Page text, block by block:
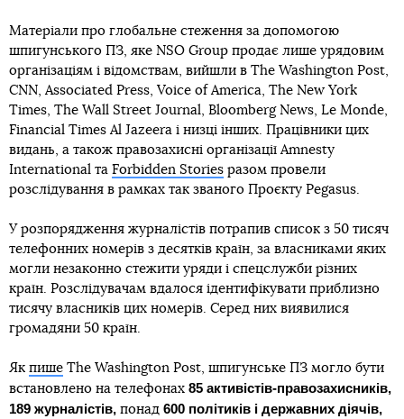
Матеріали про глобальне стеження за допомогою
шпигунського ПЗ, яке NSO Group продає лише урядовим
організаціям і відомствам, вийшли в The Washington Post,
CNN, Associated Press, Voice of America, The New York
Times, The Wall Street Journal, Bloomberg News, Le Monde,
Financial Times Al Jazeera і низці інших. Працівники цих
видань, а також правозахисні організації Amnesty
International та Forbidden Stories разом провели
розслідування в рамках так званого Проєкту Pegasus.
У розпорядження журналістів потрапив список з 50 тисяч
телефонних номерів з десятків країн, за власниками яких
могли незаконно стежити уряди і спецслужби різних
країн. Розслідувачам вдалося ідентифікувати приблизно
тисячу власників цих номерів. Серед них виявилися
громадяни 50 країн.
Як пише The Washington Post, шпигунське ПЗ могло бути
встановлено на телефонах 85 активістів-правозахисників,
189 журналістів, понад 600 політиків і державних діячів,